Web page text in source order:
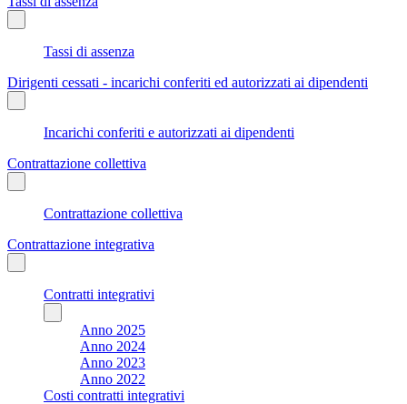
Tassi di assenza
Dirigenti cessati - incarichi conferiti ed autorizzati ai dipendenti
Incarichi conferiti e autorizzati ai dipendenti
Contrattazione collettiva
Contrattazione collettiva
Contrattazione integrativa
Contratti integrativi
Anno 2025
Anno 2024
Anno 2023
Anno 2022
Costi contratti integrativi